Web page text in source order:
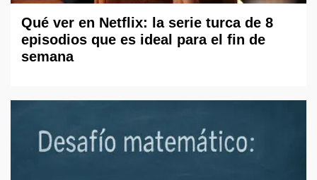
Qué ver en Netflix: la serie turca de 8
episodios que es ideal para el fin de
semana